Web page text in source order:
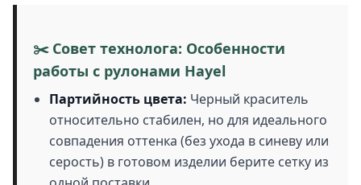
✂️ Совет технолога: Особенности
работы с рулонами Hayel
Партийность цвета: Черный краситель
относительно стабилен, но для идеального
совпадения оттенка (без ухода в синеву или
серость) в готовом изделии берите сетку из